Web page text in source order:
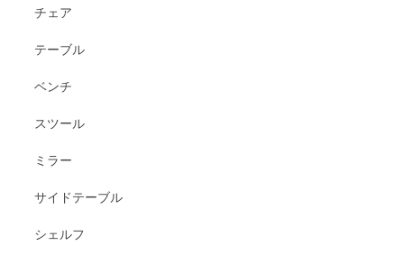
チェア
テーブル
ベンチ
スツール
ミラー
サイドテーブル
シェルフ